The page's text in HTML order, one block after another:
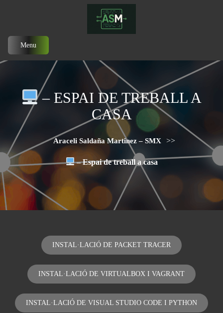
Menu
– ESPAI DE TREBALL A
CASA
Araceli Saldaña Martinez – SMX >>
– Espai de treball a casa
INSTAL·LACIÓ DE PACKET TRACER
INSTAL·LACIÓ DE VIRTUALBOX I VAGRANT
INSTAL·LACIÓ DE VISUAL STUDIO CODE I PYTHON